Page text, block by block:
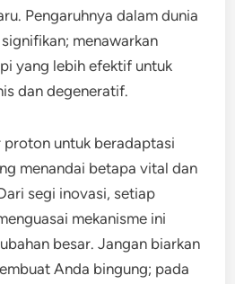
Pengaruhnya dalam dunia
menawarkan
yang lebih efektif untuk
dan degeneratif.
proton untuk beradaptasi
menandai betapa vital dan
segi inovasi, setiap
mekanisme ini
besar. Jangan biarkan
Anda bingung; pada